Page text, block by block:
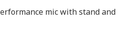
mic with stand and